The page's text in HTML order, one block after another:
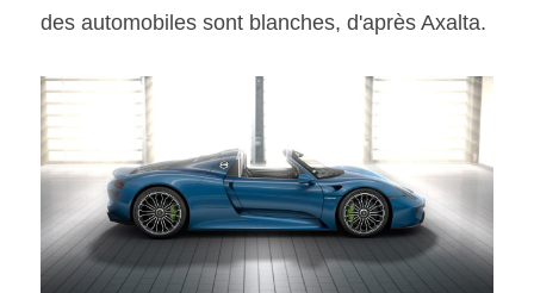
des automobiles sont blanches, d'après Axalta.